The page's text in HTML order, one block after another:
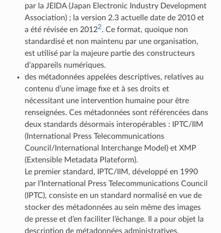
par la JEIDA (Japan Electronic Industry Development
Association) ; la version 2.3 actuelle date de 2010 et
a été révisée en 20122. Ce format, quoique non
standardisé et non maintenu par une organisation,
est utilisé par la majeure partie des constructeurs
d’appareils numériques.
des métadonnées appelées descriptives, relatives au
contenu d’une image fixe et à ses droits et
nécessitant une intervention humaine pour être
renseignées. Ces métadonnées sont référencées dans
deux standards désormais interopérables : IPTC/IIM
(International Press Telecommunications
Council/International Interchange Model) et XMP
(Extensible Metadata Plateform).
Le premier standard, IPTC/IIM, développé en 1990
par l’International Press Telecommunications Council
(IPTC), consiste en un standard normalisé en vue de
stocker des métadonnées au sein même des images
de presse et d’en faciliter l’échange. Il a pour objet la
description de métadonnées administratives,